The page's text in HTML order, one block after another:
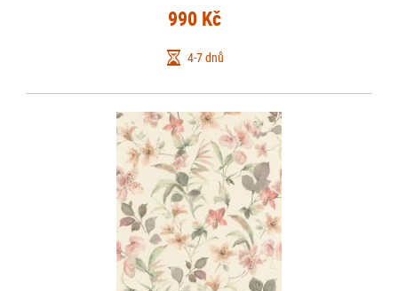
990 Kč
4-7 dnů